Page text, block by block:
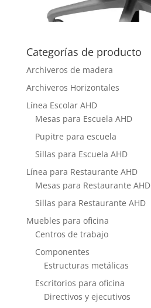
Categorías de producto
Archiveros de madera
Archiveros Horizontales
Línea Escolar AHD
Mesas para Escuela AHD
Pupitre para escuela
Sillas para Escuela AHD
Línea para Restaurante AHD
Mesas para Restaurante AHD
Sillas para Restaurante AHD
Muebles para oficina
Centros de trabajo
Componentes
Estructuras metálicas
Escritorios para oficina
Directivos y ejecutivos